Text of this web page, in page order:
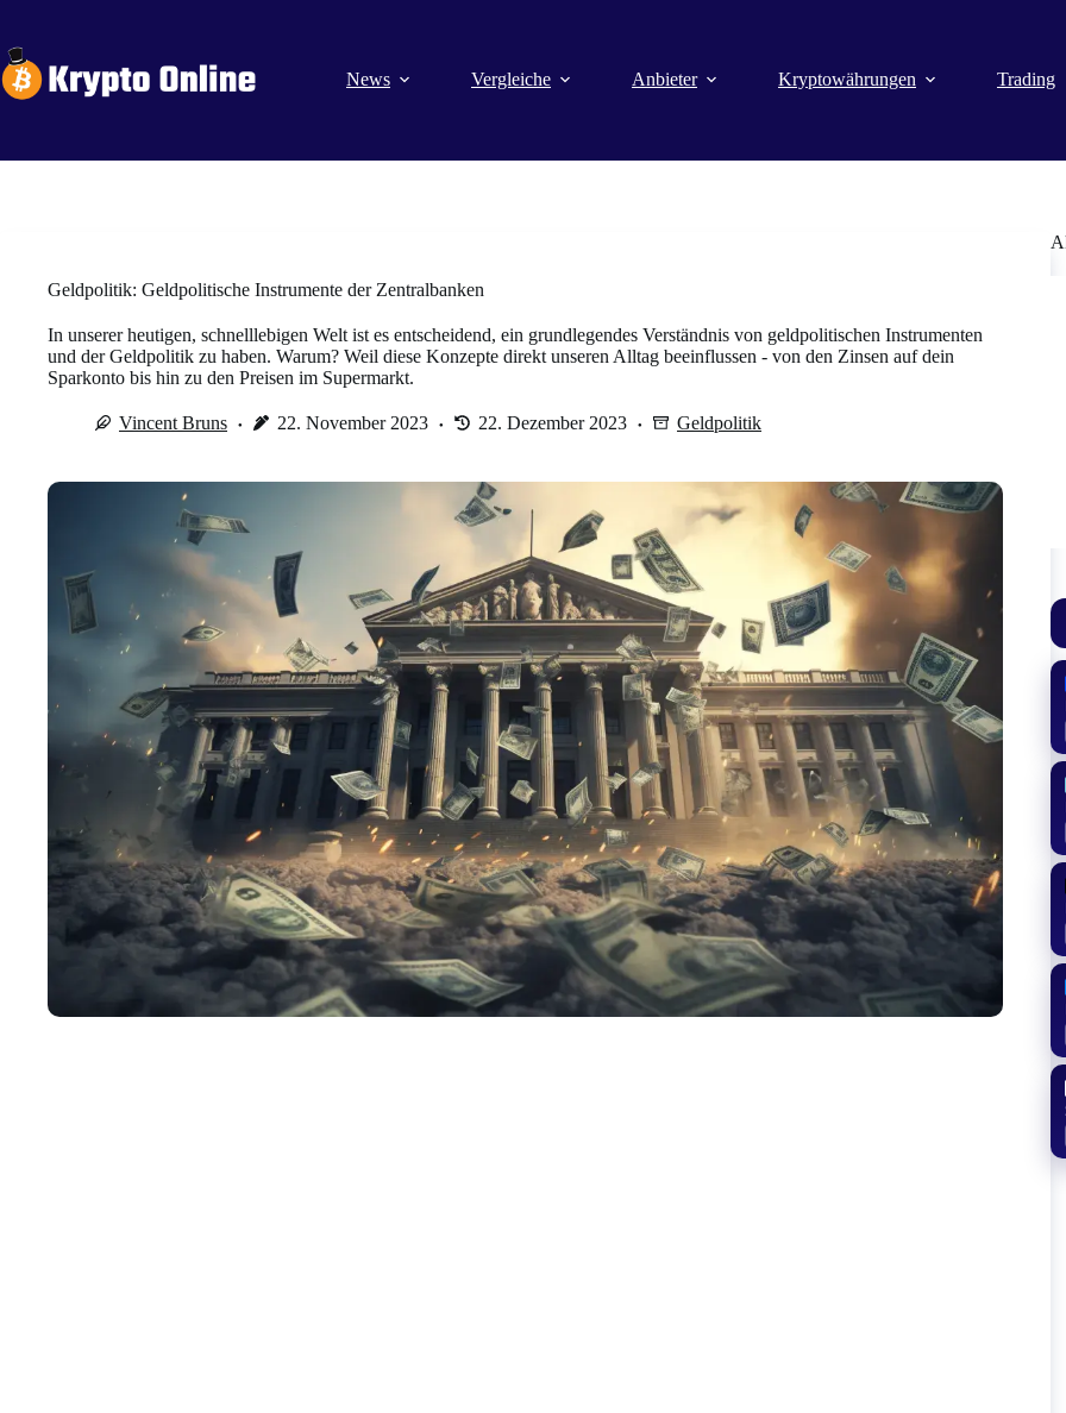
springen
News
Vergleiche Anbieter Kryptowährungen Trading
Geldpolitik: Geldpolitische Instrumente der Zentralbanken
In unserer heutigen, schnelllebigen Welt ist es entscheidend, ein grundlegendes Verständnis von geldpolitischen Instrumenten
und der Geldpolitik zu haben. Warum? Weil diese Konzepte direkt unseren Alltag beeinflussen - von den Zinsen auf dein
Sparkonto bis hin zu den Preisen im Supermarkt.
Vincent Bruns 22. November 2023 22. Dezember 2023 Geldpolitik